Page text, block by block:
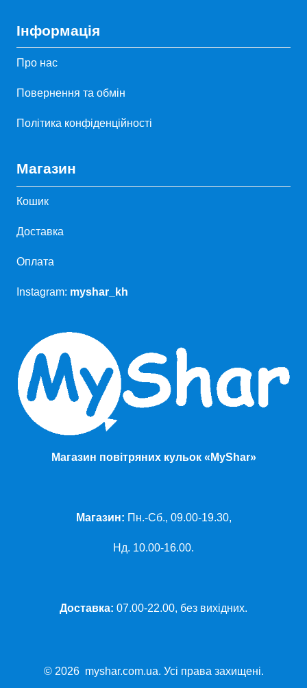
Інформація
Про нас
Повернення та обмін
Політика конфіденційності
Магазин
Кошик
Доставка
Оплата
Instagram: myshar_kh
Магазин повітряних кульок «MyShar»
Магазин: Пн.-Сб., 09.00-19.30,
Нд. 10.00-16.00.
Доставка: 07.00-22.00, без вихідних.
© 2026 myshar.com.ua. Усі права захищені.